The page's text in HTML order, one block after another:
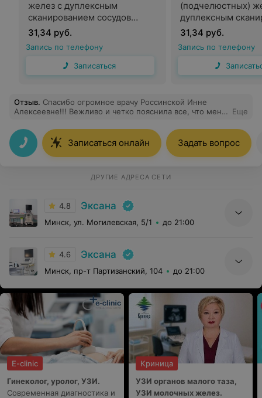
желез с дуплексным
сканированием сосудов
данного региона
31,34 руб.
Запись по телефону
Записаться
(подчелюстных)
дуплексным
сосудов данного
31,34 руб.
Запись по телефону
Отзыв. Спасибо огромное врачу Россинской Инне
Алексеевне!!! Вежливо и четко пояснила все, что меня
Еще
Записаться онлайн Задать вопрос
ДРУГИЕ АДРЕСА СЕТИ
4.8 Эксана
Минск, ул. Могилевская, 5/1 до 21:00
4.6 Эксана
Минск, пр-т Партизанский, 104 до 21:00
E-clinic
Гинеколог, уролог, УЗИ.
Современная диагностика и
Криница
УЗИ органов малого таза,
УЗИ молочных желез.